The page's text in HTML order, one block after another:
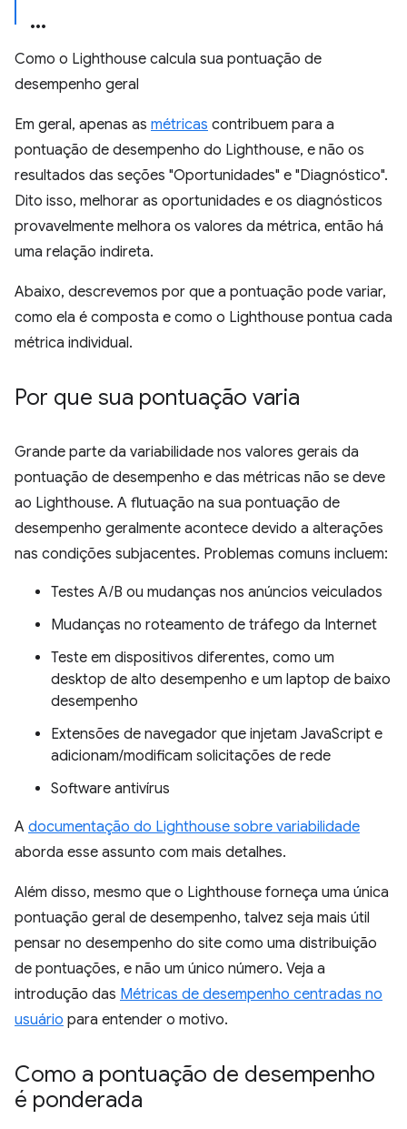
Como o Lighthouse calcula sua pontuação de
desempenho geral
Em geral, apenas as métricas contribuem para a
pontuação de desempenho do Lighthouse, e não os
resultados das seções "Oportunidades" e "Diagnóstico".
Dito isso, melhorar as oportunidades e os diagnósticos
provavelmente melhora os valores da métrica, então há
uma relação indireta.
Abaixo, descrevemos por que a pontuação pode variar,
como ela é composta e como o Lighthouse pontua cada
métrica individual.
Por que sua pontuação varia
Grande parte da variabilidade nos valores gerais da
pontuação de desempenho e das métricas não se deve
ao Lighthouse. A flutuação na sua pontuação de
desempenho geralmente acontece devido a alterações
nas condições subjacentes. Problemas comuns incluem:
Testes A/B ou mudanças nos anúncios veiculados
Mudanças no roteamento de tráfego da Internet
Teste em dispositivos diferentes, como um
desktop de alto desempenho e um laptop de baixo
desempenho
Extensões de navegador que injetam JavaScript e
adicionam/modificam solicitações de rede
Software antivírus
A documentação do Lighthouse sobre variabilidade
aborda esse assunto com mais detalhes.
Além disso, mesmo que o Lighthouse forneça uma única
pontuação geral de desempenho, talvez seja mais útil
pensar no desempenho do site como uma distribuição
de pontuações, e não um único número. Veja a
introdução das Métricas de desempenho centradas no
usuário para entender o motivo.
Como a pontuação de desempenho
é ponderada